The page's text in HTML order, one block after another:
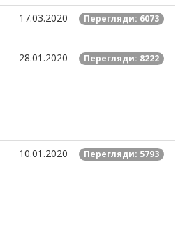
17.03.2020 Перегляди: 6073
28.01.2020 Перегляди: 8222
10.01.2020 Перегляди: 5793